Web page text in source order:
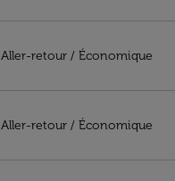
Aller-retour / Économique
Aller-retour / Économique